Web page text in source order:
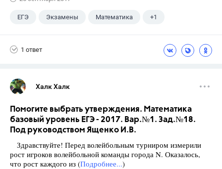
ЕГЭ Экзамены Математика +1
1 ответ
Халк Халк
Помогите выбрать утверждения. Математика
базовый уровень ЕГЭ - 2017. Вар.№1. Зад.№18.
Под руководством Ященко И.В.
Здравствуйте! Перед волейбольным турниром измерили
рост игроков волейбольной команды города N. Оказалось,
что рост каждого из (Подробнее...)